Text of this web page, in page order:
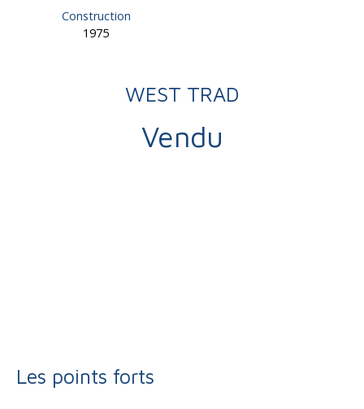
Construction
1975
WEST TRAD
Vendu
Les points forts